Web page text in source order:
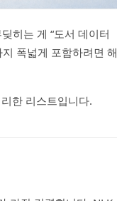
히는 게 “도서 데이터
폭넓게 포함하려면 해
한 리스트입니다.